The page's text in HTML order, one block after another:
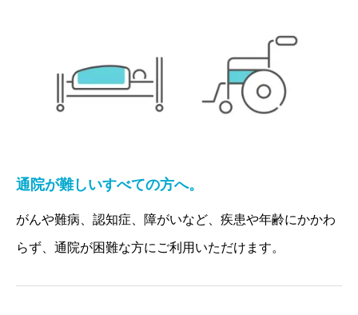
通院が難しいすべての方へ。
がんや難病、認知症、障がいなど、疾患や年齢にかかわ
らず、通院が困難な方にご利用いただけます。